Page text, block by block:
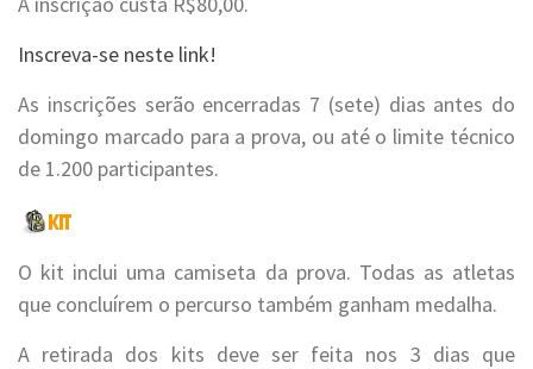
Inscreva-se neste link!
As inscrições serão encerradas 7 (sete) dias antes do
domingo marcado para a prova, ou até o limite técnico
de 1.200 participantes.
O kit inclui uma camiseta da prova. Todas as atletas
que concluírem o percurso também ganham medalha.
A retirada dos kits deve ser feita nos 3 dias que